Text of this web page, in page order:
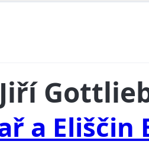
a Eliščin